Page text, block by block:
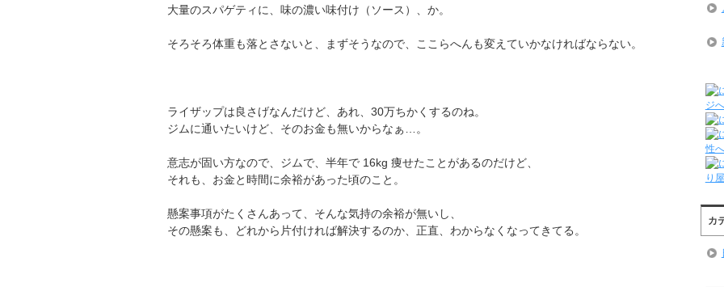
大量のスパゲティに、味の濃い味付け（ソース）、か。
そろそろ体重も落とさないと、まずそうなので、ここらへんも変えていかなければならない。
ライザップは良さげなんだけど、あれ、30万ちかくするのね。
ジムに通いたいけど、そのお金も無いからなぁ…。
意志が固い方なので、ジムで、半年で 16kg 痩せたことがあるのだけど、
それも、お金と時間に余裕があった頃のこと。
懸案事項がたくさんあって、そんな気持の余裕が無いし、
その懸案も、どれから片付ければ解決するのか、正直、わからなくなってきてる。
カ